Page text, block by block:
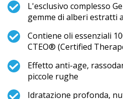
L'esclusivo complesso
gemme di alberi estratti
Contiene oli essenziali
CTEO® (Certified
Effetto anti-age,
piccole rughe
Idratazione profonda,